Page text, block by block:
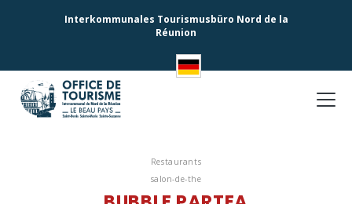
Interkommunales Tourismusbüro Nord de la
Réunion
Restaurants
salon-de-the